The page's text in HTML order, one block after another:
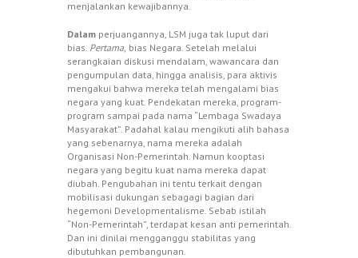
menjalankan kewajibannya.
Dalam perjuangannya, LSM juga tak luput dari
bias. Pertama, bias Negara. Setelah melalui
serangkaian diskusi mendalam, wawancara dan
pengumpulan data, hingga analisis, para aktivis
mengakui bahwa mereka telah mengalami bias
negara yang kuat. Pendekatan mereka, program-
program sampai pada nama “Lembaga Swadaya
Masyarakat”. Padahal kalau mengikuti alih bahasa
yang sebenarnya, nama mereka adalah
Organisasi Non-Pemerintah. Namun kooptasi
negara yang begitu kuat nama mereka dapat
diubah. Pengubahan ini tentu terkait dengan
mobilisasi dukungan sebagagi bagian dari
hegemoni Developmentalisme. Sebab istilah
“Non-Pemerintah”, terdapat kesan anti pemerintah.
Dan ini dinilai mengganggu stabilitas yang
dibutuhkan pembangunan.